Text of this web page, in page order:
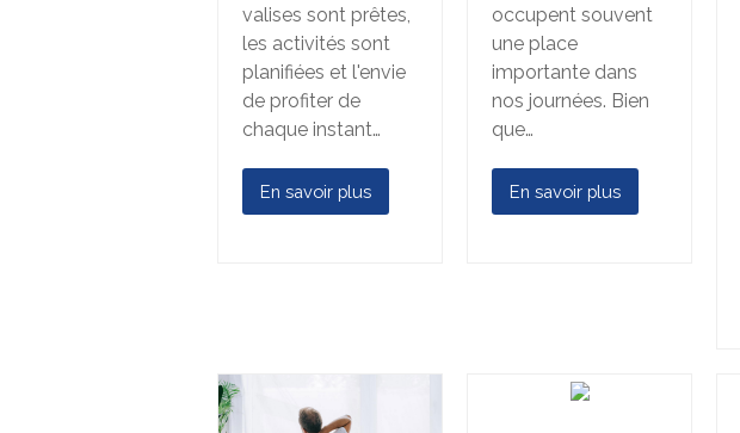
valises sont prêtes,
les activités sont
planifiées et l'envie
de profiter de
chaque instant…
En savoir plus
occupent souvent
une place
importante dans
nos journées. Bien
que…
En savoir plus